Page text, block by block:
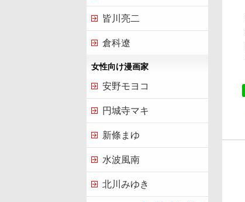
皆川亮二
倉科遼
女性向け漫画家
安野モヨコ
円城寺マキ
新條まゆ
水波風南
北川みゆき